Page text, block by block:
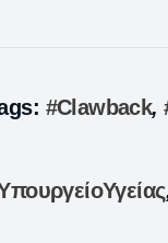
#Clawback,